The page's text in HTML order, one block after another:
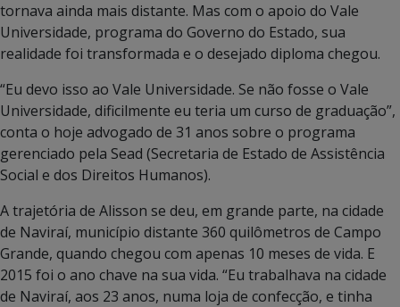
tornava ainda mais distante. Mas com o apoio do Vale
Universidade, programa do Governo do Estado, sua
realidade foi transformada e o desejado diploma chegou.
“Eu devo isso ao Vale Universidade. Se não fosse o Vale
Universidade, dificilmente eu teria um curso de graduação”,
conta o hoje advogado de 31 anos sobre o programa
gerenciado pela Sead (Secretaria de Estado de Assistência
Social e dos Direitos Humanos).
A trajetória de Alisson se deu, em grande parte, na cidade
de Naviraí, município distante 360 quilômetros de Campo
Grande, quando chegou com apenas 10 meses de vida. E
2015 foi o ano chave na sua vida. “Eu trabalhava na cidade
de Naviraí, aos 23 anos, numa loja de confecção, e tinha